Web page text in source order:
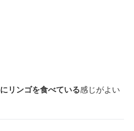
リンゴを食べている感じがよい